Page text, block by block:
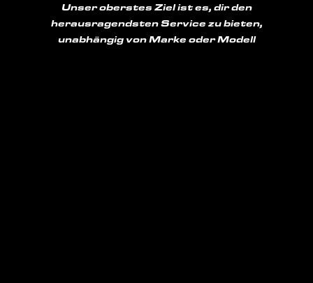
Unser oberstes Ziel ist es, dir den
herausragendsten Service zu bieten,
unabhängig von Marke oder Modell